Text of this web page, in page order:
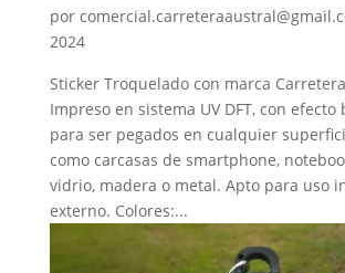
por
2024
Sticker Troquelado con marca
Impreso en sistema UV DFT, con efecto
para ser pegados en cualquier
como carcasas de smartphone,
vidrio, madera o metal. Apto para uso
externo. Colores:...